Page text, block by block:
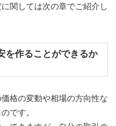
関しては次の章でご紹介し
を作ることができるか
格の変動や相場の方向性な
です。